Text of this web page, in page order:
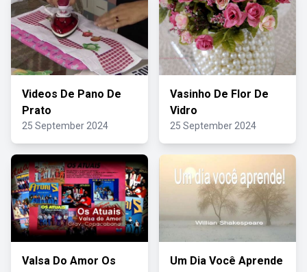
Videos De Pano De
Prato
25 September 2024
Vasinho De Flor De
Vidro
25 September 2024
Valsa Do Amor Os
Um Dia Você Aprende